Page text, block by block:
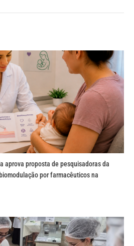
aprova proposta de pesquisadoras da
por farmacêuticos na